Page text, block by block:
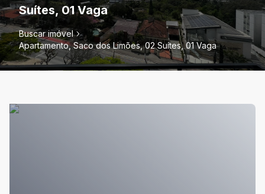
Suítes, 01 Vaga
Buscar imóvel
Apartamento, Saco dos Limões, 02 Suítes, 01 Vaga